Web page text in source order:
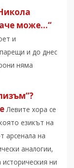
може…“
и
и до днес
няма
Левите хора се
езикът на
арсенала на
аналогии,
ни